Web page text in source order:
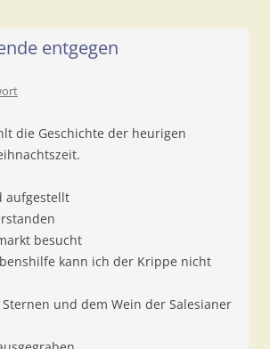
entgegen
die Geschichte der heurigen
aufgestellt
besucht
kann ich der Krippe nicht
und dem Wein der Salesianer